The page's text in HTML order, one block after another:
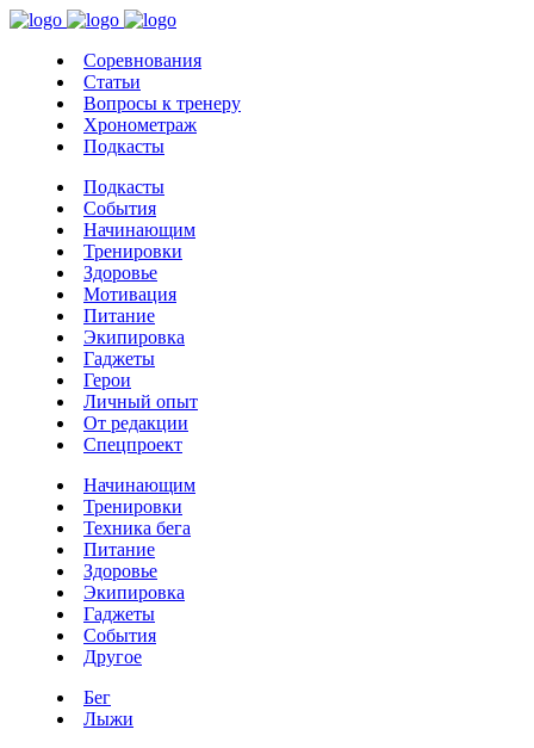
Соревнования
Статьи
Вопросы к тренеру
Хронометраж
Подкасты
Подкасты
События
Начинающим
Тренировки
Здоровье
Мотивация
Питание
Экипировка
Гаджеты
Герои
Личный опыт
От редакции
Спецпроект
Начинающим
Тренировки
Техника бега
Питание
Здоровье
Экипировка
Гаджеты
События
Другое
Бег
Лыжи